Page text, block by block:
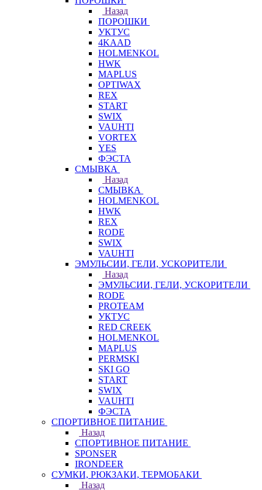
Назад
ПОРОШКИ
УКТУС
4KAAD
HOLMENKOL
HWK
MAPLUS
OPTIWAX
REX
START
SWIX
VAUHTI
VORTEX
YES
ФЭСТА
СМЫВКА
Назад
СМЫВКА
HOLMENKOL
HWK
REX
RODE
SWIX
VAUHTI
ЭМУЛЬСИИ, ГЕЛИ, УСКОРИТЕЛИ
Назад
ЭМУЛЬСИИ, ГЕЛИ, УСКОРИТЕЛИ
RODE
PROTEAM
УКТУС
RED CREEK
HOLMENKOL
MAPLUS
PERMSKI
SKI GO
START
SWIX
VAUHTI
ФЭСТА
СПОРТИВНОЕ ПИТАНИЕ
Назад
СПОРТИВНОЕ ПИТАНИЕ
SPONSER
IRONDEER
СУМКИ, РЮКЗАКИ, ТЕРМОБАКИ
Назад